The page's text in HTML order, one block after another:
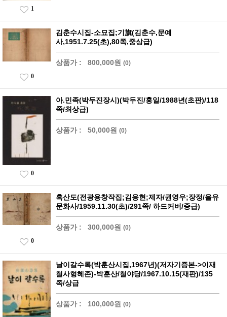
1
김춘수시집-소묘집;기旗(김춘수,문예
사,1951.7.25(초),80쪽,중상급)
상품가 : 800,000원 (0)
0
아.민족(박두진장시)(박두진/홍일/1988년(초판)/118
쪽/최상급)
상품가 : 50,000원 (0)
0
흑산도(전광용창작집;김응현;제자/권영우;장정/을유
문화사/1959.11.30(초)/291쪽/ 하드커버/중급)
상품가 : 300,000원 (0)
0
날이갈수록(박훈산시집,1967년)(저자기증본->이재
철사형혜존)-박훈산/철야당/1967.10.15(재판)/135
쪽/상급
상품가 : 100,000원 (0)